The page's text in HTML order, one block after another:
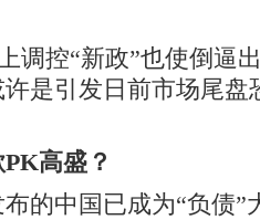
控“新政”也使倒逼
是引发日前市场尾盘
PK高盛？
中国已成为“负债”